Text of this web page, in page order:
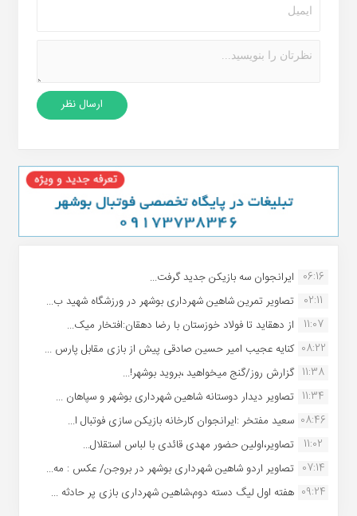
06:16 ایرانجوان سه بازیکن جدید گرفت...
02:11
تصاویر تمرین شاهین شهردارى بوشهر در ورزشگاه شهید ب...
11:07
از دهقاید تا فولاد خوزستان با رضا دهقان:افتخار میک...
08:22 کنایه عجیب امیر حسین صادقی پیش از بازی مقابل پارس ...
11:38 گزارش روز/گنج میخواهید ،بروید بوشهر!...
11:34 تصاویر دیدار دوستانه شاهین شهردارى بوشهر و سپاهان ...
08:46 سعید مفتخر :ایرانجوان کارخانه بازیکن سازی فوتبال ا...
11:02
تصاویر،اولین حضور مهدی قائدی با لباس استقلال...
07:14 تصاویر اردو شاهین شهرداری بوشهر در بروجن/ عکس : مه...
09:24 هفته اول لیگ دسته دوم،شاهین شهرداری بازی پر حادثه ...